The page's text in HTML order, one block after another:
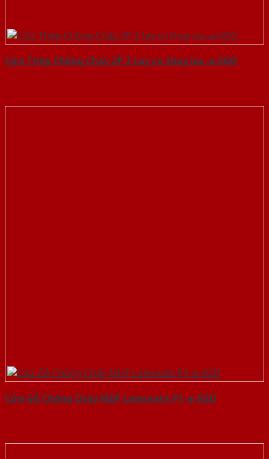
Cửa Thép Chống Cháy 2P 2 tay co thuy luc-a-SGD
Cửa Gỗ Chống Cháy MDF Laminate P1-a-SGD